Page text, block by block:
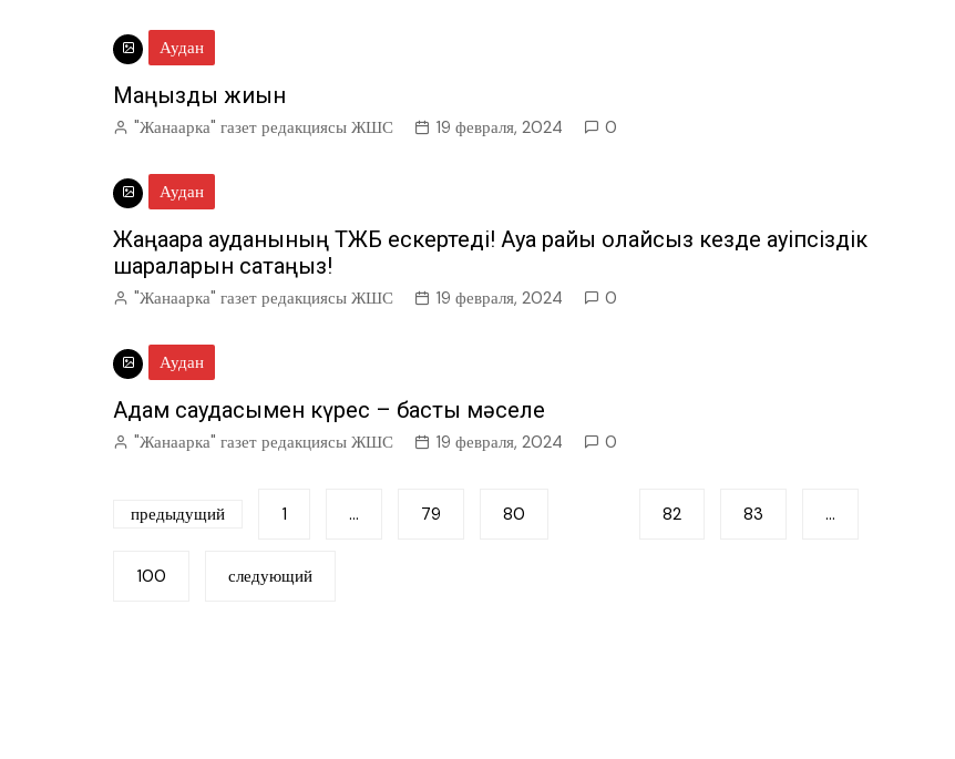
Аудан
Маңызды жиын
"Жанаарка" газет редакциясы ЖШС 19 февраля, 2024 0
Аудан
Жаңаарқа ауданының ТЖБ ескертеді! Ауа райы қолайсыз кезде қауіпсіздік
шараларын сақтаңыз!
"Жанаарка" газет редакциясы ЖШС 19 февраля, 2024 0
Аудан
Адам саудасымен күрес – басты мәселе
"Жанаарка" газет редакциясы ЖШС 19 февраля, 2024 0
Пагинация
предыдущий 1 … 79 80 82 83 …
100 следующий